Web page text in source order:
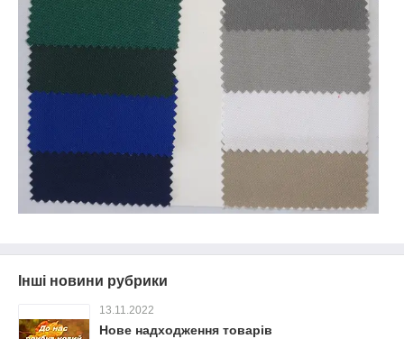
Інші новини рубрики
13.11.2022
Нове надходження товарів